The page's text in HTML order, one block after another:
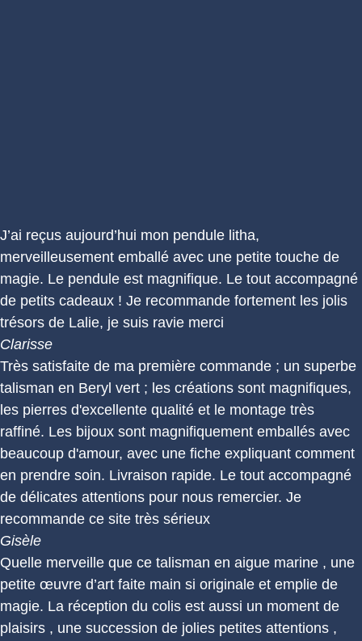
J’ai reçus aujourd’hui mon pendule litha,
merveilleusement emballé avec une petite touche de
magie. Le pendule est magnifique. Le tout accompagné
de petits cadeaux ! Je recommande fortement les jolis
trésors de Lalie, je suis ravie merci
Clarisse
Très satisfaite de ma première commande ; un superbe
talisman en Beryl vert ; les créations sont magnifiques,
les pierres d'excellente qualité et le montage très
raffiné. Les bijoux sont magnifiquement emballés avec
beaucoup d'amour, avec une fiche expliquant comment
en prendre soin. Livraison rapide. Le tout accompagné
de délicates attentions pour nous remercier. Je
recommande ce site très sérieux
Gisèle
Quelle merveille que ce talisman en aigue marine , une
petite œuvre d’art faite main si originale et emplie de
magie. La réception du colis est aussi un moment de
plaisirs , une succession de jolies petites attentions ,